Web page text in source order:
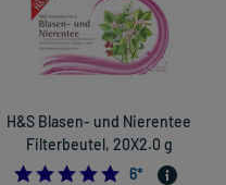
H&S Blasen- und Nierentee
Filterbeutel, 20X2.0 g
5.0
6*